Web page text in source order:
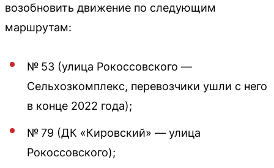
возобновить движение по следующим
маршрутам:
№ 53 (улица Рокоссовского —
Сельхозкомплекс, перевозчики ушли с него
в конце 2022 года);
№ 79 (ДК «Кировский» — улица
Рокоссовского);